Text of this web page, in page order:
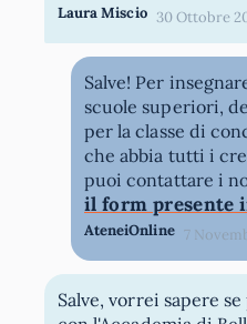
Laura Miscio 30 Ottobre
Salve! Per
scuole superiori,
per la classe di
che abbia tutti i
puoi contattare i
il form presente
AteneiOnline 7
Salve, vorrei sapere